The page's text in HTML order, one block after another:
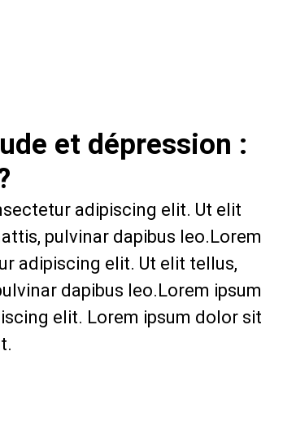
et dépression :
adipiscing elit. Ut elit
pulvinar dapibus leo.Lorem
adipiscing elit. Ut elit tellus,
dapibus leo.Lorem ipsum
elit. Lorem ipsum dolor sit